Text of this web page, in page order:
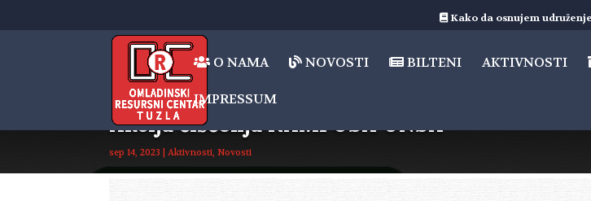
Kako da osnujem
O NAMA NOVOSTI BILTENI AKTIVNOSTI
IMPRESSUM
Akcija čišćenja KAMPUSA UNSA
sep 14, 2023 |Aktivnosti,Novosti